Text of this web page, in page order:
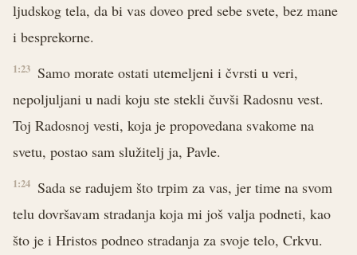
ljudskog tela, da bi vas doveo pred sebe svete, bez mane
i besprekorne.
1:23 Samo morate ostati utemeljeni i čvrsti u veri,
nepoljuljani u nadi koju ste stekli čuvši Radosnu vest.
Toj Radosnoj vesti, koja je propovedana svakome na
svetu, postao sam služitelj ja, Pavle.
1:24 Sada se radujem što trpim za vas, jer time na svom
telu dovršavam stradanja koja mi još valja podneti, kao
što je i Hristos podneo stradanja za svoje telo, Crkvu.